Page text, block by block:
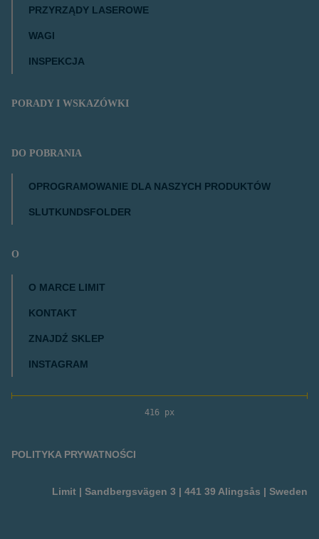
PRZYRZĄDY LASEROWE
WAGI
INSPEKCJA
PORADY I WSKAZÓWKI
DO POBRANIA
OPROGRAMOWANIE DLA NASZYCH PRODUKTÓW
SLUTKUNDSFOLDER
O
O MARCE LIMIT
KONTAKT
ZNAJDŹ SKLEP
INSTAGRAM
416 px
POLITYKA PRYWATNOŚCI
Limit | Sandbergsvägen 3 | 441 39 Alingsås | Sweden